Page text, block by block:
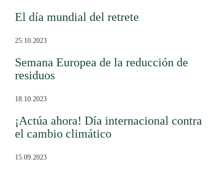
El día mundial del retrete
25.10.2023
Semana Europea de la reducción de
residuos
18.10.2023
¡Actúa ahora! Día internacional contra
el cambio climático
15.09.2023